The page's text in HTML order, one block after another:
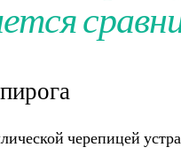
черепицей